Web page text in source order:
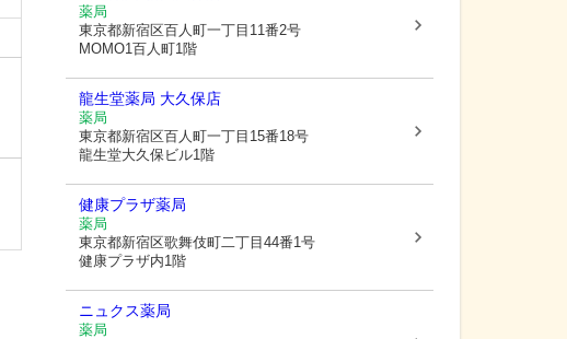
薬局
東京都新宿区百人町一丁目11番2号
MOMO1百人町1階
龍生堂薬局 大久保店
薬局
東京都新宿区百人町一丁目15番18号
龍生堂大久保ビル1階
健康プラザ薬局
薬局
東京都新宿区歌舞伎町二丁目44番1号
健康プラザ内1階
ニュクス薬局
薬局